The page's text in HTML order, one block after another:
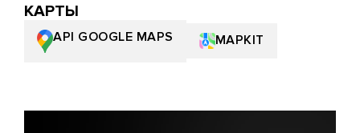
КАРТЫ
API GOOGLE MAPS MAPKIT